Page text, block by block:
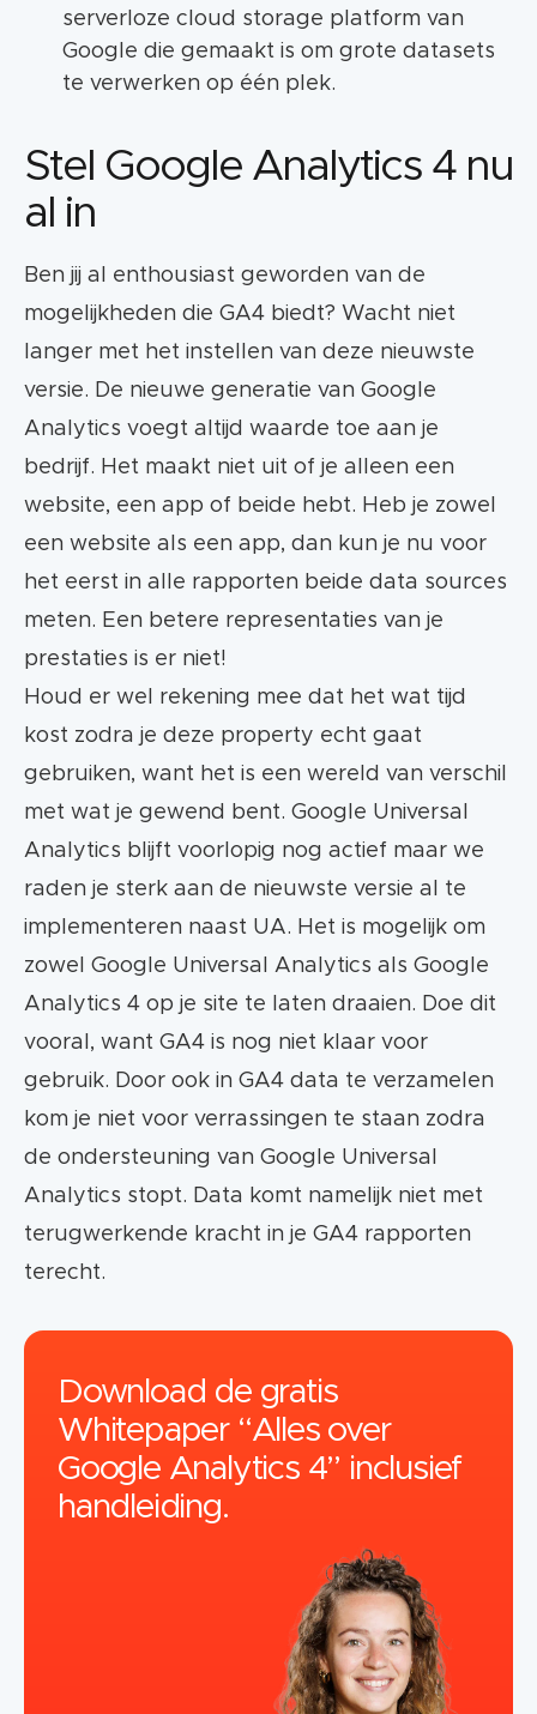
serverloze cloud storage platform van
Google die gemaakt is om grote datasets
te verwerken op één plek.
Stel Google Analytics 4 nu
al in
Ben jij al enthousiast geworden van de
mogelijkheden die GA4 biedt? Wacht niet
langer met het instellen van deze nieuwste
versie. De nieuwe generatie van Google
Analytics voegt altijd waarde toe aan je
bedrijf. Het maakt niet uit of je alleen een
website, een app of beide hebt. Heb je zowel
een website als een app, dan kun je nu voor
het eerst in alle rapporten beide data sources
meten. Een betere representaties van je
prestaties is er niet!
Houd er wel rekening mee dat het wat tijd
kost zodra je deze property echt gaat
gebruiken, want het is een wereld van verschil
met wat je gewend bent. Google Universal
Analytics blijft voorlopig nog actief maar we
raden je sterk aan de nieuwste versie al te
implementeren naast UA. Het is mogelijk om
zowel Google Universal Analytics als Google
Analytics 4 op je site te laten draaien. Doe dit
vooral, want GA4 is nog niet klaar voor
gebruik. Door ook in GA4 data te verzamelen
kom je niet voor verrassingen te staan zodra
de ondersteuning van Google Universal
Analytics stopt. Data komt namelijk niet met
terugwerkende kracht in je GA4 rapporten
terecht.
Download de gratis
Whitepaper “Alles over
Google Analytics 4” inclusief
handleiding.